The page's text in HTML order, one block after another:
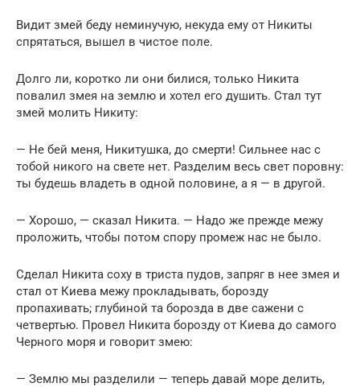
Видит змей беду неминучую, некуда ему от Никиты
спрятаться, вышел в чистое поле.
Долго ли, коротко ли они билися, только Никита
повалил змея на землю и хотел его душить. Стал тут
змей молить Никиту:
— Не бей меня, Никитушка, до смерти! Сильнее нас с
тобой никого на свете нет. Разделим весь свет поровну:
ты будешь владеть в одной половине, а я — в другой.
— Хорошо, — сказал Никита. — Надо же прежде межу
проложить, чтобы потом спору промеж нас не было.
Сделал Никита соху в триста пудов, запряг в нее змея и
стал от Киева межу прокладывать, борозду
пропахивать; глубиной та борозда в две сажени с
четвертью. Провел Никита борозду от Киева до самого
Черного моря и говорит змею:
— Землю мы разделили — теперь давай море делить,